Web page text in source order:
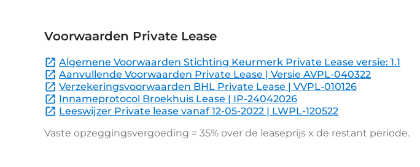
Voorwaarden Private Lease
Algemene Voorwaarden Stichting Keurmerk Private Lease versie: 1.1
Aanvullende Voorwaarden Private Lease | Versie AVPL-040322
Verzekeringsvoorwaarden BHL Private Lease | VVPL-010126
Innameprotocol Broekhuis Lease | IP-24042026
Leeswijzer Private lease vanaf 12-05-2022 | LWPL-120522
Vaste opzeggingsvergoeding = 35% over de leaseprijs x de restant periode.